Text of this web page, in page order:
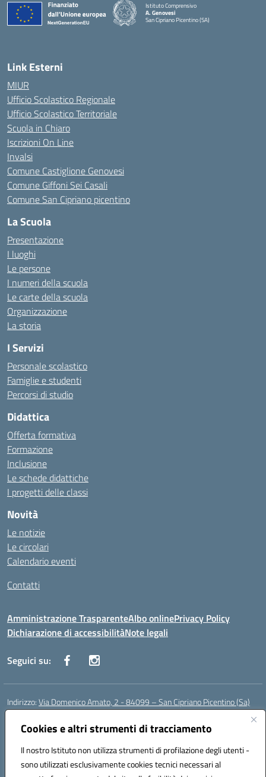
Cookies e altri strumenti di tracciamento
Il nostro Istituto non utilizza strumenti di profilazione degli utenti -
sono utilizzati esclusivamente cookies tecnici necessari al
Istituto Comprensivo
A. Genovesi
San Cipriano Picentino (SA)
— Visita la pagina iniziale della scuola
Link Esterni
MIUR
Ufficio Scolastico Regionale
Ufficio Scolastico Territoriale
Scuola in Chiaro
Iscrizioni On Line
Invalsi
Comune Castiglione Genovesi
Comune Giffoni Sei Casali
Comune San Cipriano picentino
La Scuola
Presentazione
I luoghi
Le persone
I numeri della scuola
Le carte della scuola
Organizzazione
La storia
I Servizi
Personale scolastico
Famiglie e studenti
Percorsi di studio
Didattica
Offerta formativa
Formazione
Inclusione
Le schede didattiche
I progetti delle classi
Novità
Le notizie
Le circolari
Calendario eventi
Contatti
Amministrazione TrasparenteAlbo onlinePrivacy Policy
Dichiarazione di accessibilitàNote legali
Seguici su:
Indirizzo:Via Domenico Amato, 2 - 84099 – San Cipriano Picentino (Sa)
Centralino:
Posta elettronica certificata (PEC):saic87700c@pec.istruzione.it
Codice fiscale: 95075020651
Codice meccanografico:SAIC87700C
Codice Indice delle Pubbliche Amministrazioni (IPA): istsc_saic87700c